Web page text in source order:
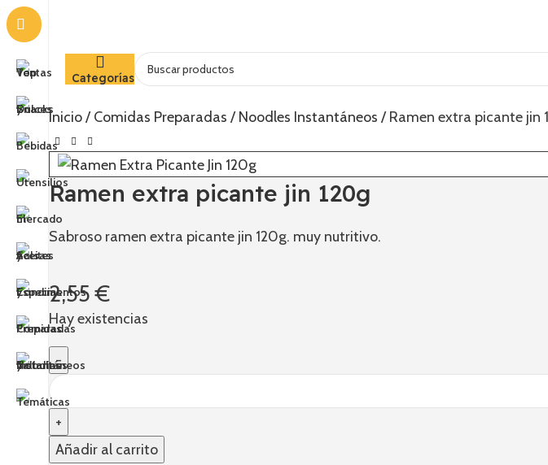
Recetas, consejos y
MÁS
Categorías
Inicio Comidas Preparadas Noodles Instantáneos Ramen extra picante jin
Ramen extra picante jin 120g
Sabroso ramen extra picante jin 120g. muy nutritivo.
2,55€
Hay existencias
Añadir al carrito